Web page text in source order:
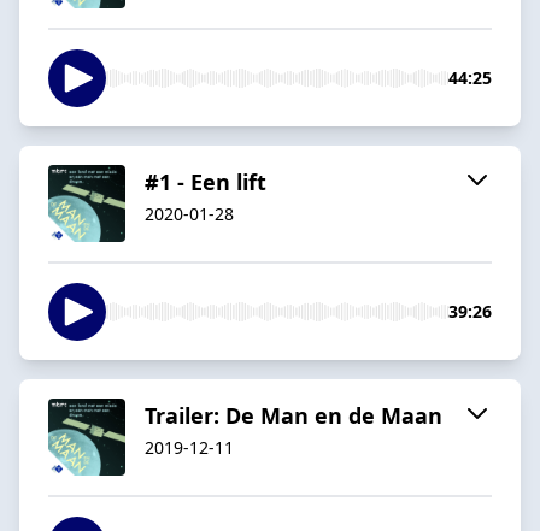
44:25
#1 - Een lift
2020-01-28
39:26
Trailer: De Man en de Maan
2019-12-11